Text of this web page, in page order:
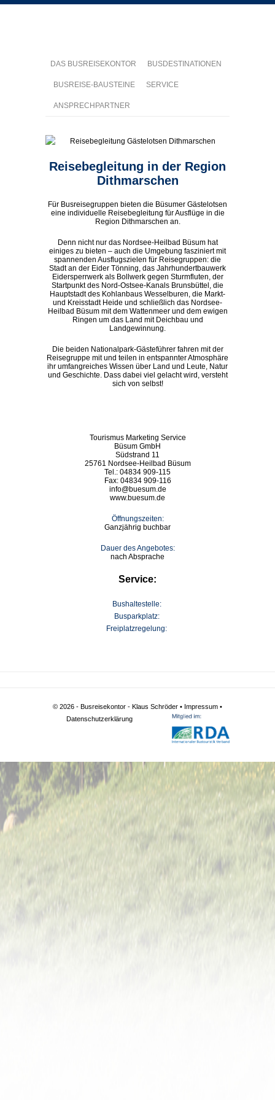
DAS BUSREISEKONTOR BUSDESTINATIONEN
BUSREISE-BAUSTEINE SERVICE
ANSPRECHPARTNER
Reisebegleitung in der Region
Dithmarschen
Für Busreisegruppen bieten die Büsumer Gästelotsen
eine individuelle Reisebegleitung für Ausflüge in die
Region Dithmarschen an.
Denn nicht nur das Nordsee-Heilbad Büsum hat
einiges zu bieten – auch die Umgebung fasziniert mit
spannenden Ausflugszielen für Reisegruppen: die
Stadt an der Eider Tönning, das Jahrhundertbauwerk
Eidersperrwerk als Bollwerk gegen Sturmfluten, der
Startpunkt des Nord-Ostsee-Kanals Brunsbüttel, die
Hauptstadt des Kohlanbaus Wesselburen, die Markt-
und Kreisstadt Heide und schließlich das Nordsee-
Heilbad Büsum mit dem Wattenmeer und dem ewigen
Ringen um das Land mit Deichbau und
Landgewinnung.
Die beiden Nationalpark-Gästeführer fahren mit der
Reisegruppe mit und teilen in entspannter Atmosphäre
ihr umfangreiches Wissen über Land und Leute, Natur
und Geschichte. Dass dabei viel gelacht wird, versteht
sich von selbst!
Tourismus Marketing Service
Büsum GmbH
Südstrand 11
25761 Nordsee-Heilbad Büsum
Tel.: 04834 909-115
Fax: 04834 909-116
info@buesum.de
www.buesum.de
Öffnungszeiten:
Ganzjährig buchbar
Dauer des Angebotes:
nach Absprache
Service:
Bushaltestelle:
Busparkplatz:
Freiplatzregelung:
© 2026 - Busreisekontor - Klaus Schröder • Impressum •
Datenschutzerklärung